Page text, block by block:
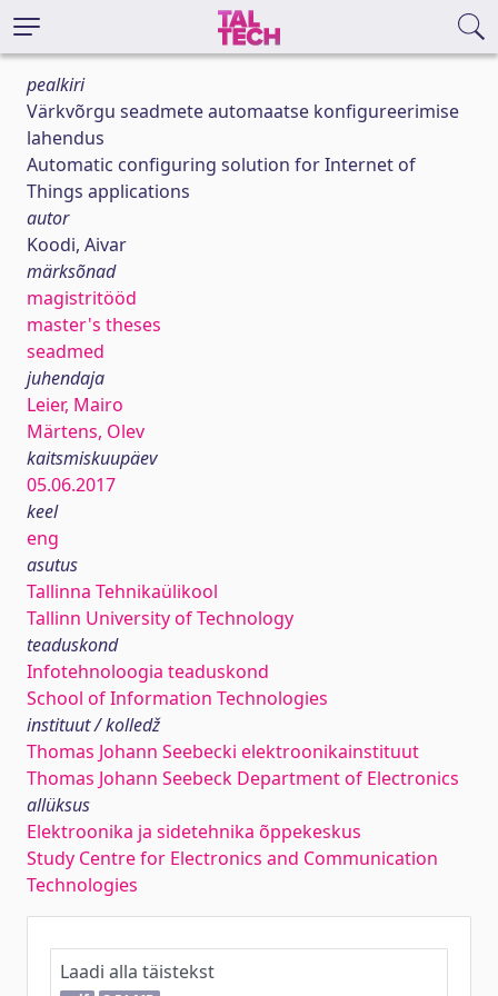
pealkiri
Värkvõrgu seadmete automaatse konfigureerimise
lahendus
Automatic configuring solution for Internet of
Things applications
autor
Koodi, Aivar
märksõnad
magistritööd
master's theses
seadmed
juhendaja
Leier, Mairo
Märtens, Olev
kaitsmiskuupäev
05.06.2017
keel
eng
asutus
Tallinna Tehnikaülikool
Tallinn University of Technology
teaduskond
Infotehnoloogia teaduskond
School of Information Technologies
instituut / kolledž
Thomas Johann Seebecki elektroonikainstituut
Thomas Johann Seebeck Department of Electronics
allüksus
Elektroonika ja sidetehnika õppekeskus
Study Centre for Electronics and Communication
Technologies
Laadi alla täistekst